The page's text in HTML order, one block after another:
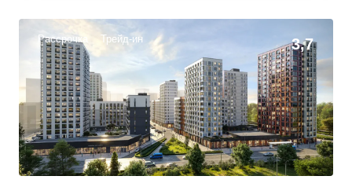
Рассрочка Трейд-ин 3,7